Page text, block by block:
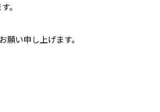
。
い申し上げます。